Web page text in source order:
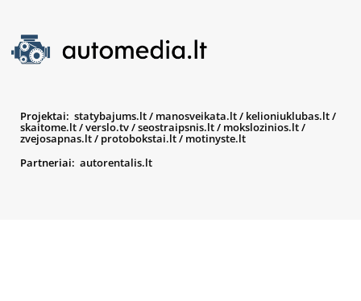
Projektai: statybajums.lt/ manosveikata.lt/ kelioniuklubas.lt/
skaitome.lt/verslo.tv/seostraipsnis.lt/ mokslozinios.lt/
zvejosapnas.lt/ protobokstai.lt/ motinyste.lt
Partneriai: autorentalis.lt